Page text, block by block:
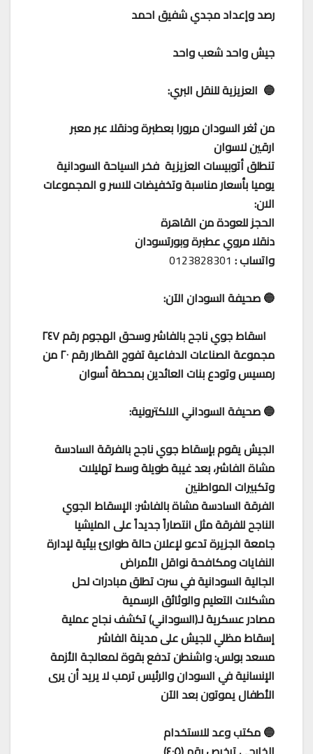
رصد وإعداد مجدي شفيق احمد
جيش واحد شعب واحد
🔵 العزيزية للنقل البري:
من ثغر السودان مرورا بعطبرة ودنقلا عبر معبر
ارقين لاسوان
تنطلق أتوبيسات العزيزية فخر السياحة السودانية
يوميا بأسعار مناسبة وتخفيضات للاسر و المجموعات
الان:
الحجز للعودة من القاهرة
دنقلا مروي عطبرة وبورتسودان
واتساب : 0123828301
🔵 صحيفة السودان الآن:
اسقاط جوي ناجح بالفاشر وسحق الهجوم رقم ٢٤٧
مجموعة الصناعات الدفاعية تفوج القطار رقم ٢٠ من
رمسيس وتودع بنات العائدين بمحطة أسوان
🔵 صحيفة السوداني الالكترونية:
الجيش يقوم بإسقاط جوي ناجح بالفرقة السادسة
مشاة الفاشر، بعد غيبة طويلة وسط تهليلات
وتكبيرات المواطنين
الفرقة السادسة مشاة بالفاشر: الإسقاط الجوي
الناجح للفرقة مثل انتصاراً جديداً على المليشيا
جامعة الجزيرة تدعو لإعلان حالة طوارئ بيئية لإدارة
النفايات ومكافحة نواقل الأمراض
الجالية السودانية في سرت تطلق مبادرات لحل
مشكلات التعليم والوثائق الرسمية
مصادر عسكرية لـ(السوداني) تكشف نجاح عملية
إسقاط مظلي للجيش على مدينة الفاشر
مسعد بولس: واشنطن تدفع بقوة لمعالجة الأزمة
الإنسانية في السودان والرئيس ترمب لا يريد أن يرى
الأطفال يموتون بعد الآن
🔵 مكتب وعد للاستخدام